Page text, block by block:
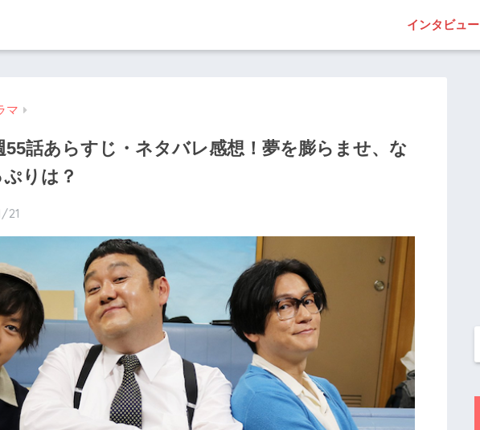
インタビュー
マ
55話あらすじ・ネタバレ感想！夢を膨らませ、な
りは？
21